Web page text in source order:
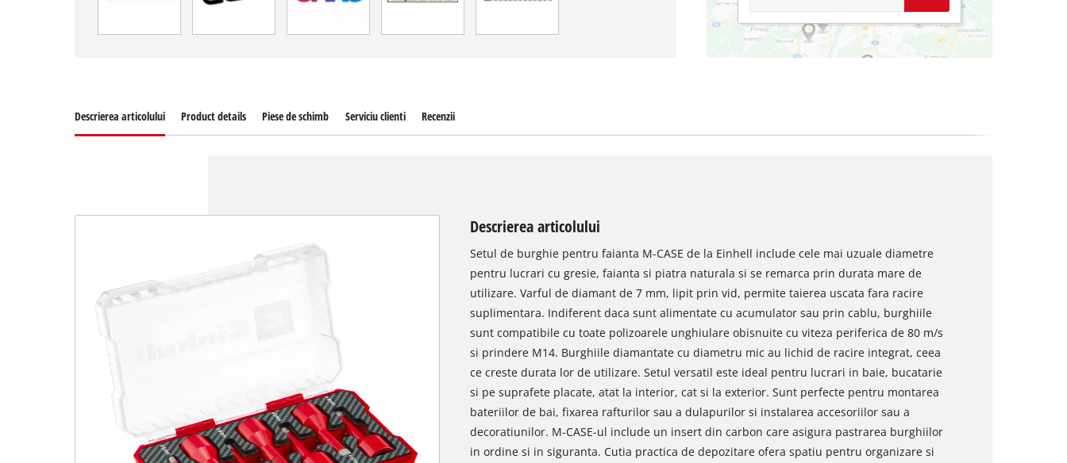
Descrierea articolului Product details Piese de schimb Serviciu clienti Recenzii
Descrierea articolului
Setul de burghie pentru faianta M-CASE de la Einhell include cele mai uzuale diametre
pentru lucrari cu gresie, faianta si piatra naturala si se remarca prin durata mare de
utilizare. Varful de diamant de 7 mm, lipit prin vid, permite taierea uscata fara racire
suplimentara. Indiferent daca sunt alimentate cu acumulator sau prin cablu, burghiile
sunt compatibile cu toate polizoarele unghiulare obisnuite cu viteza periferica de 80 m/s
si prindere M14. Burghiile diamantate cu diametru mic au lichid de racire integrat, ceea
ce creste durata lor de utilizare. Setul versatil este ideal pentru lucrari in baie, bucatarie
si pe suprafete placate, atat la interior, cat si la exterior. Sunt perfecte pentru montarea
bateriilor de bai, fixarea rafturilor sau a dulapurilor si instalarea accesoriilor sau a
decoratiunilor. M-CASE-ul include un insert din carbon care asigura pastrarea burghiilor
in ordine si in siguranta. Cutia practica de depozitare ofera spatiu pentru organizare si